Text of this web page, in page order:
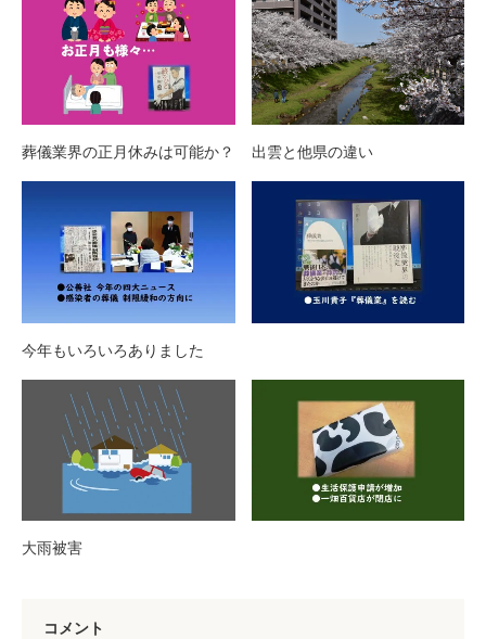
葬儀業界の正月休みは可能か？ 出雲と他県の違い
今年もいろいろありました
大雨被害
コメント